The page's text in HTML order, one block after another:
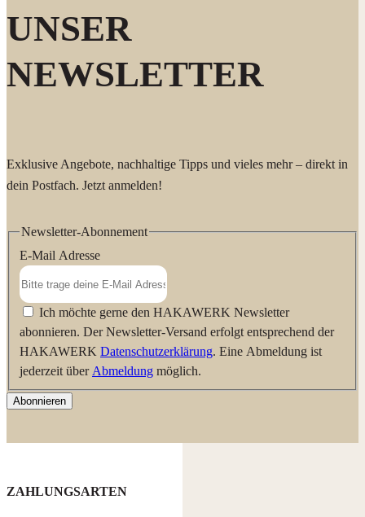
UNSER
NEWSLETTER
Exklusive Angebote, nachhaltige Tipps und vieles mehr – direkt in
dein Postfach. Jetzt anmelden!
Newsletter-Abonnement
E-Mail Adresse
Ich möchte gerne den HAKAWERK Newsletter
abonnieren. Der Newsletter-Versand erfolgt entsprechend der
HAKAWERK Datenschutzerklärung. Eine Abmeldung ist
jederzeit über Abmeldung möglich.
Abonnieren
ZAHLUNGSARTEN